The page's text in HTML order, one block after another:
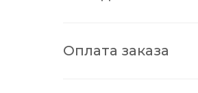
Оплата заказа